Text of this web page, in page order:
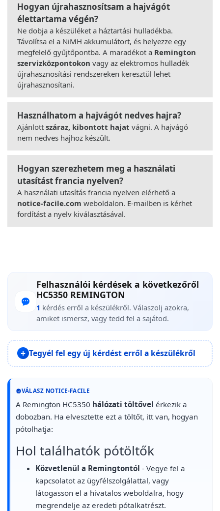
Hogyan újrahasznosítsam a hajvágót
élettartama végén?
Ne dobja a készüléket a háztartási hulladékba.
Távolítsa el a NiMH akkumulátort, és helyezze egy
megfelelő gyűjtőpontba. A maradékot a Remington
szervizközpontokon vagy az elektromos hulladék
újrahasznosítási rendszereken keresztül lehet
újrahasznosítani.
Használhatom a hajvágót nedves hajra?
Ajánlott száraz, kibontott hajat vágni. A hajvágó
nem nedves hajhoz készült.
Hogyan szerezhetem meg a használati
utasítást francia nyelven?
A használati utasítás francia nyelven elérhető a
notice-facile.com weboldalon. E-mailben is kérhet
fordítást a nyelv kiválasztásával.
Felhasználói kérdések a következőről
HC5350 REMINGTON
1 kérdés erről a készülékről. Válaszolj azokra,
amiket ismersz, vagy tedd fel a sajátod.
Tegyél fel egy új kérdést erről a készülékről
VÁLASZ NOTICE-FACILE
A Remington HC5350 hálózati töltővel érkezik a
dobozban. Ha elvesztette ezt a töltőt, itt van, hogyan
pótolhatja:
Hol találhatók pótöltők
Közvetlenül a Remingtontól - Vegye fel a
kapcsolatot az ügyfélszolgálattal, vagy
látogasson el a hivatalos weboldalra, hogy
megrendelje az eredeti pótalkatrészt.